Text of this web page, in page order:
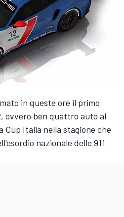
in queste ore il primo
ovvero ben quattro auto al
Cup Italia nella stagione che
nazionale delle 911